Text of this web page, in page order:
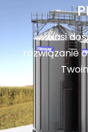
Nasi
rozwiązanie